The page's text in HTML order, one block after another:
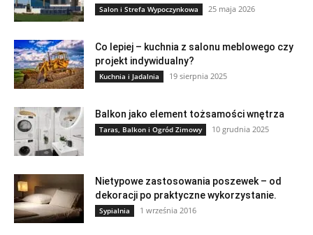
Salon i Strefa Wypoczynkowa 25 maja 2026
Co lepiej – kuchnia z salonu meblowego czy
projekt indywidualny?
Kuchnia i Jadalnia 19 sierpnia 2025
Balkon jako element tożsamości wnętrza
Taras, Balkon i Ogród Zimowy 10 grudnia 2025
Nietypowe zastosowania poszewek – od
dekoracji po praktyczne wykorzystanie.
Sypialnia 1 września 2016